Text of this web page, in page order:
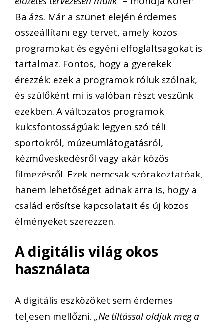
Balázs. Már a szünet elején érdemes
összeállítani egy tervet, amely közös
programokat és egyéni elfoglaltságokat is
tartalmaz. Fontos, hogy a gyerekek
érezzék: ezek a programok róluk szólnak,
és szülőként mi is valóban részt veszünk
ezekben. A változatos programok
kulcsfontosságúak: legyen szó téli
sportokról, múzeumlátogatásról,
kézműveskedésről vagy akár közös
filmezésről. Ezek nemcsak szórakoztatóak,
hanem lehetőséget adnak arra is, hogy a
család erősítse kapcsolatait és új közös
élményeket szerezzen.
A digitális világ okos
használata
A digitális eszközöket sem érdemes
teljesen mellőzni. „Ne tiltással oldjuk meg a